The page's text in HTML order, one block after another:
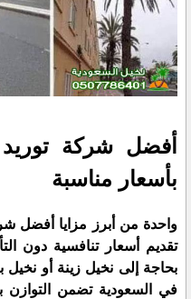
أفضل شركة
بأسعار مناسبة
واحدة من أبرز مزايا أفضل
تقديم أسعار تنافسية دون
بحاجة إلى نخيل زينة أو
في السعودية تضمن